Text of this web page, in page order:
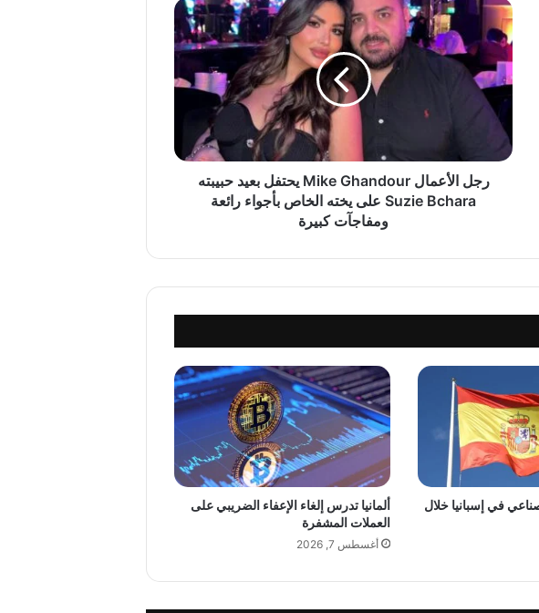
ر
ج
ل
ا
ل
م
ا
e
a
d
o
r
ي
ح
ت
ف
ل
د
رجل الأعمال Mike Ghandour يحتفل بعيد حبيبته
Suzie Bchara على يخته الخاص بأجواء رائعة
ومفاجآت كبيرة
في إسبانيا خلال
ألمانيا تدرس إلغاء الإعفاء الضريبي على
العملات المشفرة
أغسطس 7, 2026